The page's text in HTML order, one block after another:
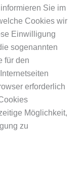
Sie im
Cookies wir
Einwilligung
sogenannten
für den
erforderlich
Möglichkeit,
zu